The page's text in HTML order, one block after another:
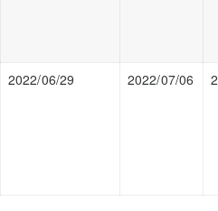
2022/06/29 2022/07/06